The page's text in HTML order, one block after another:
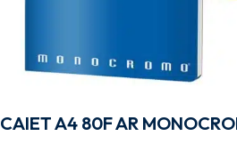
CAIET A4 80F AR